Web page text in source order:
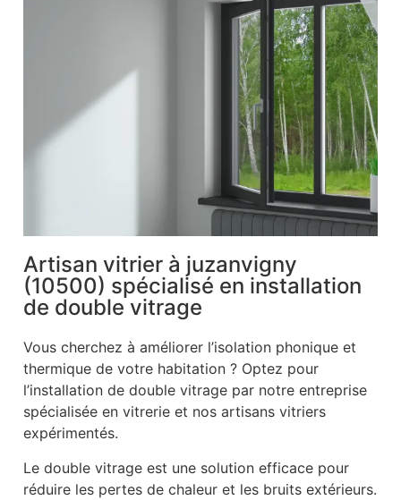
Artisan vitrier à juzanvigny
(10500) spécialisé en installation
de double vitrage
Vous cherchez à améliorer l’isolation phonique et
thermique de votre habitation ? Optez pour
l’installation de double vitrage par notre entreprise
spécialisée en vitrerie et nos artisans vitriers
expérimentés.
Le double vitrage est une solution efficace pour
réduire les pertes de chaleur et les bruits extérieurs.